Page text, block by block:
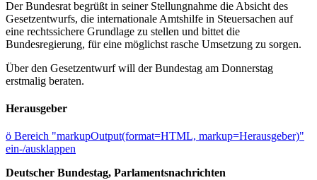
Der Bundesrat begrüßt in seiner Stellungnahme die Absicht des
Gesetzentwurfs, die internationale Amtshilfe in Steuersachen auf
eine rechtssichere Grundlage zu stellen und bittet die
Bundesregierung, für eine möglichst rasche Umsetzung zu sorgen.
Über den Gesetzentwurf will der Bundestag am Donnerstag
erstmalig beraten.
Herausgeber
ö Bereich "markupOutput(format=HTML, markup=Herausgeber)"
ein-/ausklappen
Deutscher Bundestag, Parlamentsnachrichten